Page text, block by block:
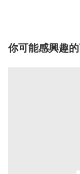
你可能感興趣